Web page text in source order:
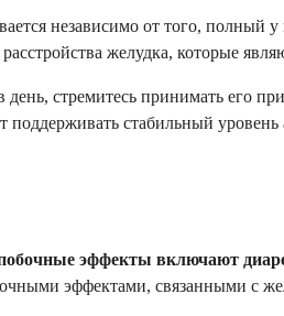
независимо от того, полный
желудка, которые
стремитесь принимать его
стабильный
эффекты включают
эффектами, связанными с